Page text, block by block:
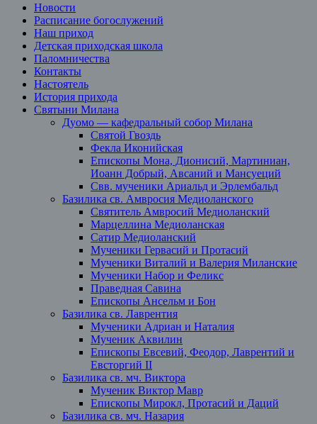
Новости
Расписание богослужений
Наш приход
Детская приходская школа
Паломничества
Контакты
Настоятель
История прихода
Святыни Милана
Дуомо — кафедральный собор Милана
Святой Гвоздь
Фекла Иконийская
Епископы Мона, Дионисий, Мартиниан,
Иоанн Добрый, Авсаний и Мансуеций
Свв. мученики Ариальд и Эрлембальд
Базилика св. Амвросия Медиоланского
Святитель Амвросий Медиоланский
Марцеллина Медиоланская
Сатир Медиоланский
Мученики Гервасий и Протасий
Мученики Виталий и Валерия Миланские
Мученики Набор и Феликс
Праведная Савина
Епископы Ансельм и Бон
Базилика св. Лаврентия
Мученики Адриан и Наталия
Мученик Аквилин
Епископы Евсевий, Феодор, Лаврентий и
Евсторгий II
Базилика св. мч. Виктора
Мученик Виктор Мавр
Епископы Мирокл, Протасий и Даций
Базилика св. мч. Назария